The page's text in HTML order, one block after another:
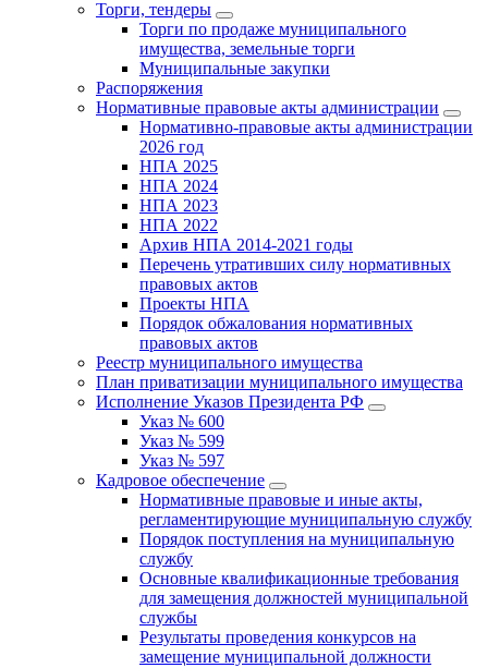
Торги, тендеры
Торги по продаже муниципального
имущества, земельные торги
Муниципальные закупки
Распоряжения
Нормативные правовые акты администрации
Нормативно-правовые акты администрации
2026 год
НПА 2025
НПА 2024
НПА 2023
НПА 2022
Архив НПА 2014-2021 годы
Перечень утративших силу нормативных
правовых актов
Проекты НПА
Порядок обжалования нормативных
правовых актов
Реестр муниципального имущества
План приватизации муниципального имущества
Исполнение Указов Президента РФ
Указ № 600
Указ № 599
Указ № 597
Кадровое обеспечение
Нормативные правовые и иные акты,
регламентирующие муниципальную службу
Порядок поступления на муниципальную
службу
Основные квалификационные требования
для замещения должностей муниципальной
службы
Результаты проведения конкурсов на
замещение муниципальной должности